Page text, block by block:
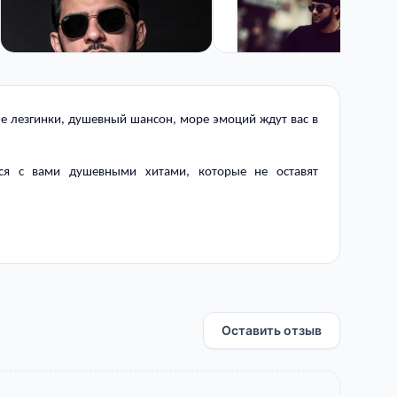
лезгинки, душевный шансон, море эмоций ждут вас в
с вами душевными хитами, которые не оставят
Оставить отзыв